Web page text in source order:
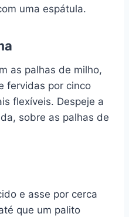
uma espátula.
as palhas de milho,
fervidas por cinco
flexíveis. Despeje a
sobre as palhas de
e asse por cerca
que um palito